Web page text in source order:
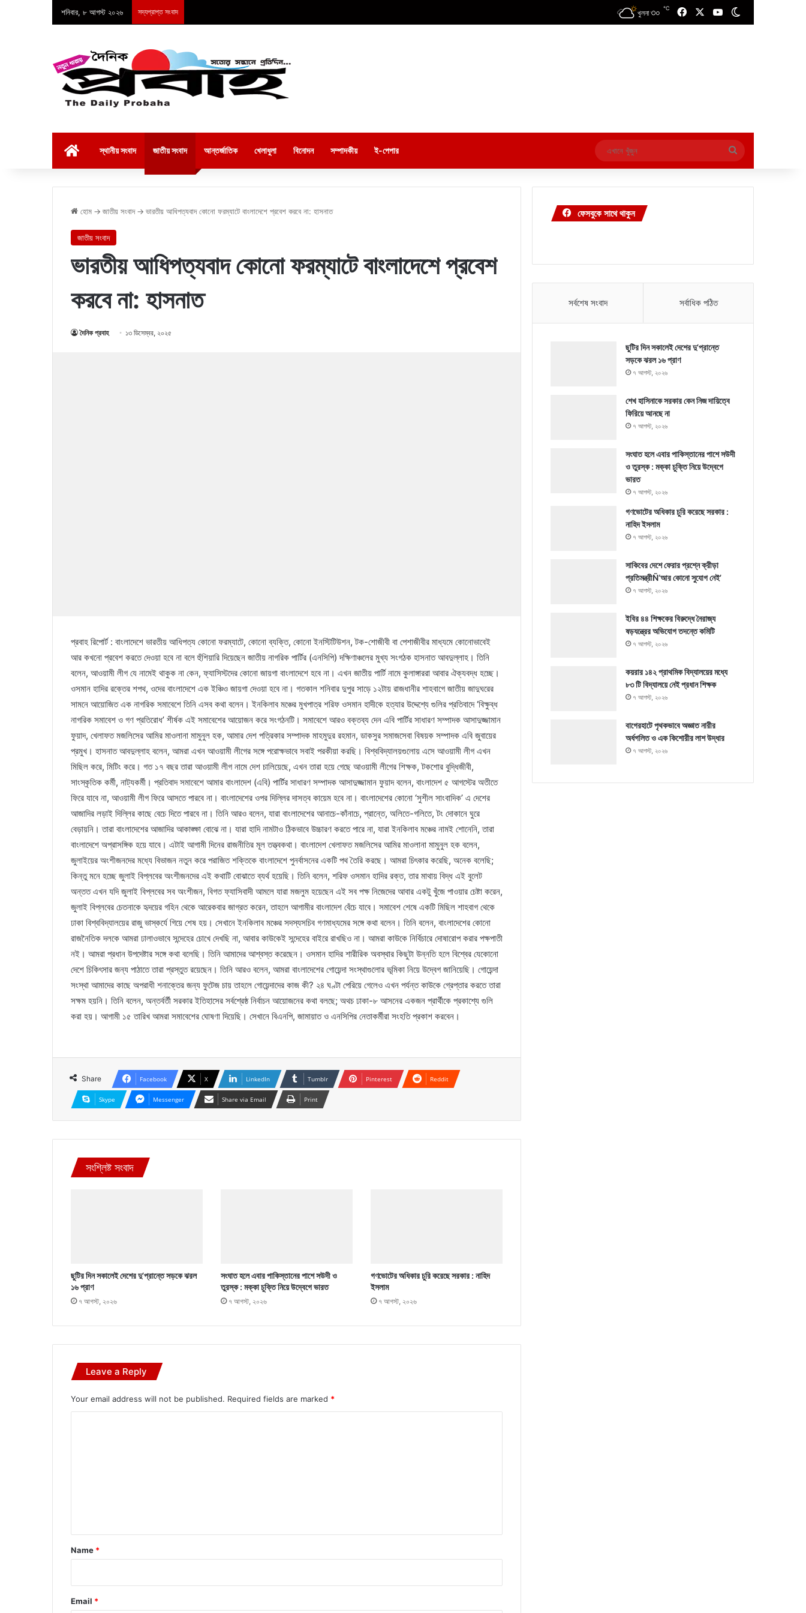
শনিবার, ৮ আগস্ট ২০২৬ সদ্যপ্রাপ্ত সংবাদ খুলনা ৩০ ℃ FacebookYouTube
স্থানীয় সংবাদ জাতীয় সংবাদ আন্তর্জাতিক খেলাধুলা বিনোদন সম্পাদকীয় ই-পেপার
এখানে
খুঁজুন
হোম → জাতীয় সংবাদ → ভারতীয় আধিপত্যবাদ কোনো ফরম্যাটে বাংলাদেশে প্রবেশ করবে না: হাসনাত
জাতীয় সংবাদ
ভারতীয় আধিপত্যবাদ কোনো ফরম্যাটে বাংলাদেশে প্রবেশ
করবে না: হাসনাত
দৈনিক প্রবাহ ১৩ ডিসেম্বর, ২০২৫
প্রবাহ রিপোর্ট : বাংলাদেশে ভারতীয় আধিপত্য কোনো ফরম্যাটে, কোনো ব্যক্তি, কোনো ইনস্টিটিউশন, টক-শোজীবী বা পেশাজীবীর মাধ্যমে কোনোভাবেই
আর কখনো প্রবেশ করতে দেওয়া হবে না বলে হুঁশিয়ারি দিয়েছেন জাতীয় নাগরিক পার্টির (এনসিপি) দক্ষিণাঞ্চলের মুখ্য সংগঠক হাসনাত আবদুল্লাহ। তিনি
বলেন, আওয়ামী লীগ যে নামেই থাকুক না কেন, ফ্যাসিস্টদের কোনো জায়গা বাংলাদেশে হবে না। এখন জাতীয় পার্টি নামে কুলাঙ্গাররা আবার ঐক্যবদ্ধ হচ্ছে।
ওসমান হাদির রক্তের শপথ, ওদের বাংলাদেশে এক ইঞ্চিও জায়গা দেওয়া হবে না। গতকাল শনিবার দুপুর সাড়ে ১২টায় রাজধানীর শাহবাগে জাতীয় জাদুঘরের
সামনে আয়োজিত এক নাগরিক সমাবেশে তিনি এসব কথা বলেন। ইনকিলাব মঞ্চের মুখপাত্র শরিফ ওসমান হাদীকে হত্যার উদ্দেশ্যে গুলির প্রতিবাদে ‘বিক্ষুব্ধ
নাগরিক সমাবেশ ও গণ প্রতিরোধ’ শীর্ষক এই সমাবেশের আয়োজন করে সংগঠনটি। সমাবেশে আরও বক্তব্য দেন এবি পার্টির সাধারণ সম্পাদক আসাদুজ্জামান
ফুয়াদ, খেলাফত মজলিসের আমির মাওলানা মামুনুল হক, আমার দেশ পত্রিকার সম্পাদক মাহমুদুর রহমান, ডাকসুর সমাজসেবা বিষয়ক সম্পাদক এবি জুবায়ের
প্রমুখ। হাসনাত আবদুল্লাহ বলেন, আমরা এখন আওয়ামী লীগের সঙ্গে পরোক্ষভাবে সবাই পরকীয়া করছি। বিশ্ববিদ্যালয়গুলোয় এসে আওয়ামী লীগ এখন
মিছিল করে, মিটিং করে। গত ১৭ বছর তারা আওয়ামী লীগ নামে দেশ চালিয়েছে, এখন তারা হয়ে গেছে আওয়ামী লীগের শিক্ষক, টকশোর বুদ্ধিজীবী,
সাংস্কৃতিক কর্মী, নাট্যকর্মী। প্রতিবাদ সমাবেশে আমার বাংলাদেশ (এবি) পার্টির সাধারণ সম্পাদক আসাদুজ্জামান ফুয়াদ বলেন, বাংলাদেশ ৫ আগস্টের অতীতে
ফিরে যাবে না, আওয়ামী লীগ ফিরে আসতে পারবে না। বাংলাদেশের ওপর দিল্লির দাসত্ব কায়েম হবে না। বাংলাদেশের কোনো ‘সুশীল সাংবাদিক’ এ দেশের
আজাদির লড়াই দিল্লির কাছে বেচে দিতে পারবে না। তিনি আরও বলেন, যারা বাংলাদেশের আনাচে-কাঁনাচে, প্রান্তে, অলিতে-গলিতে, টং দোকানে ঘুরে
বেড়ায়নি। তারা বাংলাদেশের আজাদির আকাঙ্ক্ষা বোঝে না। যারা হাদি নামটাও ঠিকভাবে উচ্চারণ করতে পারে না, যারা ইনকিলাব মঞ্চের নামই শোনেনি, তারা
বাংলাদেশে অপ্রাসঙ্গিক হয়ে যাবে। এটাই আগামী দিনের রাজনীতির মূল তত্ত্বকথা। বাংলাদেশ খেলাফত মজলিসের আমির মাওলানা মামুনুল হক বলেন,
জুলাইয়ের অংশীজনদের মধ্যে বিভাজন নতুন করে পরাজিত শক্তিকে বাংলাদেশে পুনর্বাসনের একটি পথ তৈরি করছে। আমরা চিৎকার করেছি, অনেক বলেছি;
কিন্তু মনে হচ্ছে জুলাই বিপ্লবের অংশীজনদের এই কথাটি বোঝাতে ব্যর্থ হয়েছি। তিনি বলেন, শরিফ ওসমান হাদির রক্ত, তার মাথায় বিদ্ধ এই বুলেট
অন্তত এখন যদি জুলাই বিপ্লবের সব অংশীজন, বিগত ফ্যাসিবাদী আমলে যারা মজলুম হয়েছেন এই সব পক্ষ নিজেদের আবার একটু খুঁজে পাওয়ার চেষ্টা করেন,
জুলাই বিপ্লবের চেতনাকে হৃদয়ের গহিন থেকে আরেকবার জাগ্রত করেন, তাহলে আগামীর বাংলাদেশ বেঁচে যাবে। সমাবেশ শেষে একটি মিছিল শাহবাগ থেকে
ঢাকা বিশ্ববিদ্যালয়ের রাজু ভাস্কর্যে গিয়ে শেষ হয়। সেখানে ইনকিলাব মঞ্চের সদস্যসচিব গণমাধ্যমের সঙ্গে কথা বলেন। তিনি বলেন, বাংলাদেশের কোনো
রাজনৈতিক দলকে আমরা ঢালাওভাবে সন্দেহের চোখে দেখছি না, আবার কাউকেই সন্দেহের বাইরে রাখছিও না। আমরা কাউকে নির্বিচারে দোষারোপ করার পক্ষপাতী
নই। আমরা প্রধান উপদেষ্টার সঙ্গে কথা বলেছি। তিনি আমাদের আশ্বস্ত করেছেন। ওসমান হাদির শারীরিক অবস্থার কিছুটা উন্নতি হলে বিশ্বের যেকোনো
দেশে চিকিৎসার জন্য পাঠাতে তারা প্রস্তুত রয়েছেন। তিনি আরও বলেন, আমরা বাংলাদেশের গোয়েন্দা সংস্থাগুলোর ভূমিকা নিয়ে উদ্বেগ জানিয়েছি। গোয়েন্দা
সংস্থা আমাদের কাছে অপরাধী শনাক্তের জন্য ফুটেজ চায় তাহলে গোয়েন্দাদের কাজ কী? ২৪ ঘণ্টা পেরিয়ে গেলেও এখন পর্যন্ত কাউকে গ্রেপ্তার করতে তারা
সক্ষম হয়নি। তিনি বলেন, অন্তর্বর্তী সরকার ইতিহাসের সর্বশ্রেষ্ঠ নির্বাচন আয়োজনের কথা বলছে; অথচ ঢাকা-৮ আসনের একজন প্রার্থীকে প্রকাশ্যে গুলি
করা হয়। আগামী ১৫ তারিখ আমরা সমাবেশের ঘোষণা দিয়েছি। সেখানে বিএনপি, জামায়াত ও এনসিপির নেতাকর্মীরা সংহতি প্রকাশ করবেন।
Share Facebook X LinkedIn Tumblr Pinterest Reddit
Skype Messenger Share via Email Print
সংশ্লিষ্ট সংবাদ
ছুটির দিন সকালেই দেশের দু’প্রান্তে সড়কে ঝরল
১৬ প্রাণ
৭ আগস্ট, ২০২৬
সংঘাত হলে এবার পাকিস্তানের পাশে সউদী ও
তুরস্ক : মক্কা চুক্তি নিয়ে উদ্বেগে ভারত
৭ আগস্ট, ২০২৬
গণভোটের অধিকার চুরি করেছে সরকার : নাহিদ
ইসলাম
৭ আগস্ট, ২০২৬
Leave a Reply
Your email address will not be published. Required fields are marked *
*
Name *
Email *
ফেসবুকে সাথে থাকুন
সর্বশেষ সংবাদ সর্বাধিক পঠিত
ছুটির দিন সকালেই দেশের দু’প্রান্তে
সড়কে ঝরল ১৬ প্রাণ
৭ আগস্ট, ২০২৬
শেখ হাসিনাকে সরকার কেন নিজ দায়িত্বে
ফিরিয়ে আনছে না
৭ আগস্ট, ২০২৬
সংঘাত হলে এবার পাকিস্তানের পাশে সউদী
ও তুরস্ক : মক্কা চুক্তি নিয়ে উদ্বেগে
ভারত
৭ আগস্ট, ২০২৬
গণভোটের অধিকার চুরি করেছে সরকার :
নাহিদ ইসলাম
৭ আগস্ট, ২০২৬
সাকিবের দেশে ফেরার প্রশ্নে ক্রীড়া
প্রতিমন্ত্রীÑ‘আর কোনো সুযোগ নেই’
৭ আগস্ট, ২০২৬
ইবির ৪৪ শিক্ষকের বিরুদ্ধে নৈরাজ্য
ষড়যন্ত্রের অভিযোগ তদন্তে কমিটি
৭ আগস্ট, ২০২৬
কয়রার ১৪২ প্রাথমিক বিদ্যালয়ের মধ্যে
৮৩ টি বিদ্যালয়ে নেই প্রধান শিক্ষক
৭ আগস্ট, ২০২৬
বাগেরহাটে পৃথকভাবে অজ্ঞাত নারীর
অর্ধগলিত ও এক কিশোরীর লাশ উদ্ধার
৭ আগস্ট, ২০২৬